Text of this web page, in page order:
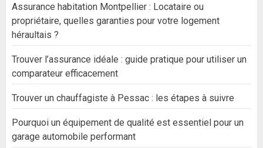
Assurance habitation Montpellier : Locataire ou
propriétaire, quelles garanties pour votre logement
héraultais ?
Trouver l’assurance idéale : guide pratique pour utiliser un
comparateur efficacement
Trouver un chauffagiste à Pessac : les étapes à suivre
Pourquoi un équipement de qualité est essentiel pour un
garage automobile performant